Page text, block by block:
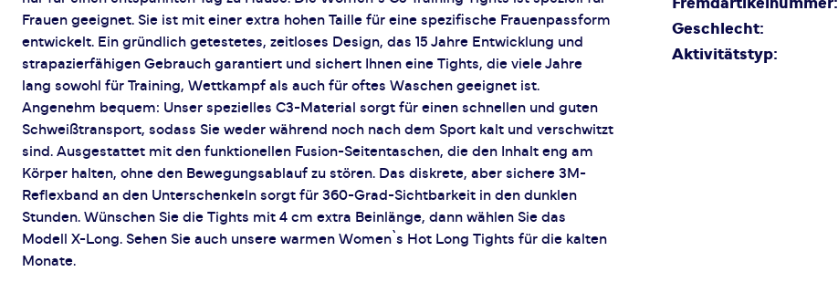
Frauen geeignet. Sie ist mit einer extra hohen Taille für eine spezifische Frauenpassform
entwickelt. Ein gründlich getestetes, zeitloses Design, das 15 Jahre Entwicklung und
strapazierfähigen Gebrauch garantiert und sichert Ihnen eine Tights, die viele Jahre
lang sowohl für Training, Wettkampf als auch für oftes Waschen geeignet ist.
Angenehm bequem: Unser spezielles C3-Material sorgt für einen schnellen und guten
Schweißtransport, sodass Sie weder während noch nach dem Sport kalt und verschwitzt
sind. Ausgestattet mit den funktionellen Fusion-Seitentaschen, die den Inhalt eng am
Körper halten, ohne den Bewegungsablauf zu stören. Das diskrete, aber sichere 3M-
Reflexband an den Unterschenkeln sorgt für 360-Grad-Sichtbarkeit in den dunklen
Stunden. Wünschen Sie die Tights mit 4 cm extra Beinlänge, dann wählen Sie das
Modell X-Long. Sehen Sie auch unsere warmen Women`s Hot Long Tights für die kalten
Monate.
Fremdartikelnummer:
Geschlecht:
Aktivitätstyp: